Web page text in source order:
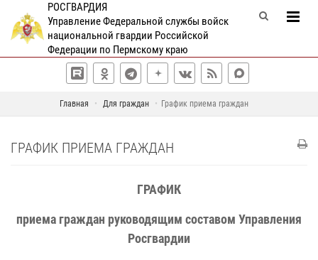
РОСГВАРДИЯ
Управление Федеральной службы войск
национальной гвардии Российской
Федерации по Пермскому краю
Главная Для граждан График приема граждан
ГРАФИК ПРИЕМА ГРАЖДАН
ГРАФИК
приема граждан руководящим составом Управления
Росгвардии